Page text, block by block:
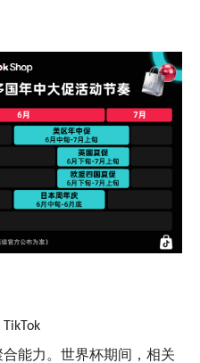
TikTok
能力。世界杯期间，相关